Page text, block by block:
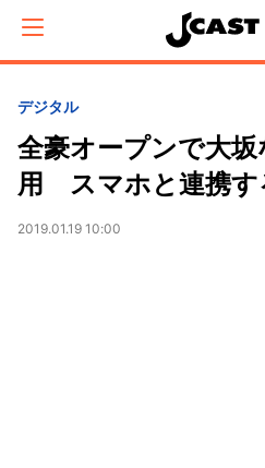
デジタル
全豪オープンで大
用 スマホと連携す
2019.01.19 10:00